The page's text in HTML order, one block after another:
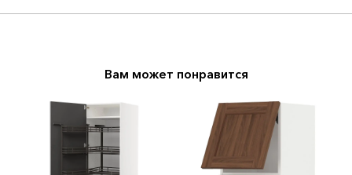
Вам может понравится